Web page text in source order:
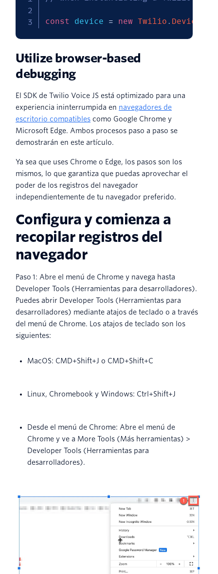
const device = new Twilio . Device
Utilize browser-based
debugging
El SDK de Twilio Voice JS está optimizado para una
experiencia ininterrumpida en navegadores de
escritorio compatibles como Google Chrome y
Microsoft Edge. Ambos procesos paso a paso se
demostrarán en este artículo.
Ya sea que uses Chrome o Edge, los pasos son los
mismos, lo que garantiza que puedas aprovechar el
poder de los registros del navegador
independientemente de tu navegador preferido.
Configura y comienza a
recopilar registros del
navegador
Paso 1: Abre el menú de Chrome y navega hasta
Developer Tools (Herramientas para desarrolladores).
Puedes abrir Developer Tools (Herramientas para
desarrolladores) mediante atajos de teclado o a través
del menú de Chrome. Los atajos de teclado son los
siguientes:
MacOS: CMD+Shift+J o CMD+Shift+C
Linux, Chromebook y Windows: Ctrl+Shift+J
Desde el menú de Chrome: Abre el menú de
Chrome y ve a More Tools (Más herramientas) >
Developer Tools (Herramientas para
desarrolladores).